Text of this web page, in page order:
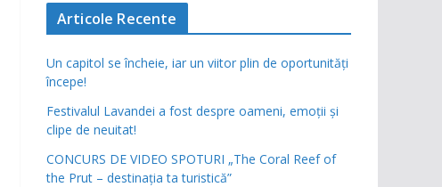
Articole Recente
Un capitol se încheie, iar un viitor plin de oportunități
începe!
Festivalul Lavandei a fost despre oameni, emoții și
clipe de neuitat!
CONCURS DE VIDEO SPOTURI „The Coral Reef of
the Prut – destinația ta turistică”